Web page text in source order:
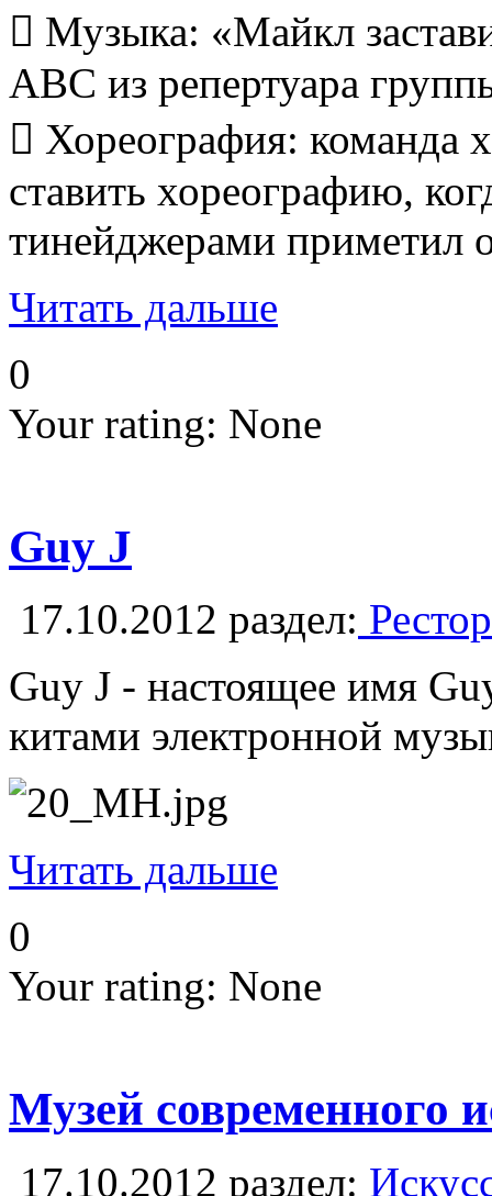
 Музыка: «Майкл
ABC из репертуара
 Хореография: команда
ставить хореографию,
тинейджерами приметил
Читать дальше
0
Your rating: None
Guy J
17.10.2012 раздел:
Guy J - настоящее имя
китами электронной
Читать дальше
0
Your rating: None
Музей современного
17.10.2012 раздел: